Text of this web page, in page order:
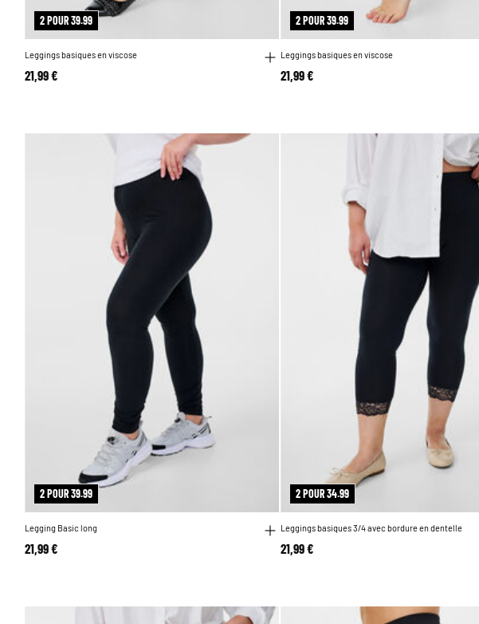
2 POUR 39.99
Leggings basiques en viscose
21,99 €
2 POUR 39.99
Leggings basiques en viscose
21,99 €
2 POUR 39.99
Legging Basic long
21,99 €
2 POUR 34.99
Leggings basiques 3/4 avec bordure en dentelle
21,99 €